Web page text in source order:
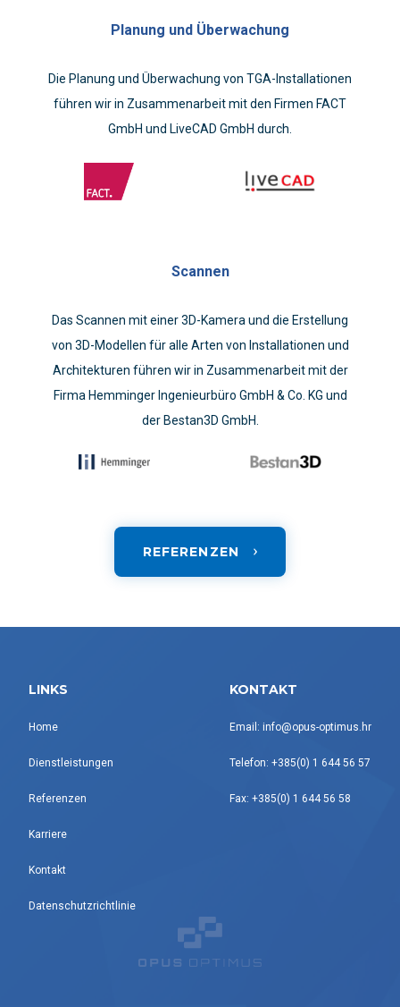
Planung und Überwachung
Die Planung und Überwachung von TGA-Installationen
führen wir in Zusammenarbeit mit den Firmen FACT
GmbH und LiveCAD GmbH durch.
Scannen
Das Scannen mit einer 3D-Kamera und die Erstellung
von 3D-Modellen für alle Arten von Installationen und
Architekturen führen wir in Zusammenarbeit mit der
Firma Hemminger Ingenieurbüro GmbH & Co. KG und
der Bestan3D GmbH.
REFERENZEN
LINKS
Home
Dienstleistungen
Referenzen
Karriere
Kontakt
Datenschutzrichtlinie
KONTAKT
Email: info@opus-optimus.hr
Telefon: +385(0) 1 644 56 57
Fax: +385(0) 1 644 56 58